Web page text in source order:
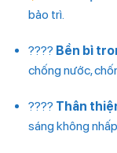
bảo trì.
???? Bền bỉ
chống nước,
???? Thân
sáng không